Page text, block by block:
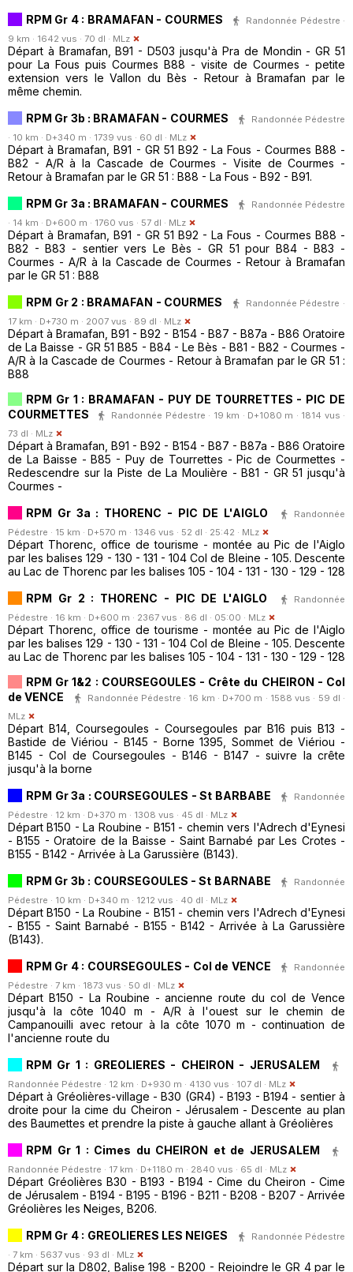
RPM Gr 4 : BRAMAFAN - COURMES
Randonnée Pédestre ·
9 km · 1642 vus · 70 dl · MLz
Départ à Bramafan, B91 - D503 jusqu'à Pra de Mondin - GR 51
pour La Fous puis Courmes B88 - visite de Courmes - petite
extension vers le Vallon du Bès - Retour à Bramafan par le
même chemin.
RPM Gr 3b : BRAMAFAN - COURMES
Randonnée Pédestre
· 10 km · D+340 m · 1739 vus · 60 dl · MLz
Départ à Bramafan, B91 - GR 51 B92 - La Fous - Courmes B88 -
B82 - A/R à la Cascade de Courmes - Visite de Courmes -
Retour à Bramafan par le GR 51 : B88 - La Fous - B92 - B91.
RPM Gr 3a : BRAMAFAN - COURMES
Randonnée Pédestre
· 14 km · D+600 m · 1760 vus · 57 dl · MLz
Départ à Bramafan, B91 - GR 51 B92 - La Fous - Courmes B88 -
B82 - B83 - sentier vers Le Bès - GR 51 pour B84 - B83 -
Courmes - A/R à la Cascade de Courmes - Retour à Bramafan
par le GR 51 : B88
RPM Gr 2 : BRAMAFAN - COURMES
Randonnée Pédestre ·
17 km · D+730 m · 2007 vus · 89 dl · MLz
Départ à Bramafan, B91 - B92 - B154 - B87 - B87a - B86 Oratoire
de La Baisse - GR 51 B85 - B84 - Le Bès - B81 - B82 - Courmes -
A/R à la Cascade de Courmes - Retour à Bramafan par le GR 51 :
B88
RPM Gr 1 : BRAMAFAN - PUY DE TOURRETTES - PIC DE
COURMETTES
Randonnée Pédestre · 19 km · D+1080 m · 1814 vus ·
73 dl · MLz
Départ à Bramafan, B91 - B92 - B154 - B87 - B87a - B86 Oratoire
de La Baisse - B85 - Puy de Tourrettes - Pic de Courmettes -
Redescendre sur la Piste de La Moulière - B81 - GR 51 jusqu'à
Courmes -
RPM Gr 3a : THORENC - PIC DE L'AIGLO
Randonnée
Pédestre · 15 km · D+570 m · 1346 vus · 52 dl · 25:42 · MLz
Départ Thorenc, office de tourisme - montée au Pic de l'Aiglo
par les balises 129 - 130 - 131 - 104 Col de Bleine - 105. Descente
au Lac de Thorenc par les balises 105 - 104 - 131 - 130 - 129 - 128
RPM Gr 2 : THORENC - PIC DE L'AIGLO
Randonnée
Pédestre · 16 km · D+600 m · 2367 vus · 86 dl · 05:00 · MLz
Départ Thorenc, office de tourisme - montée au Pic de l'Aiglo
par les balises 129 - 130 - 131 - 104 Col de Bleine - 105. Descente
au Lac de Thorenc par les balises 105 - 104 - 131 - 130 - 129 - 128
RPM Gr 1&2 : COURSEGOULES - Crête du CHEIRON - Col
de VENCE
Randonnée Pédestre · 16 km · D+700 m · 1588 vus · 59 dl ·
MLz
Départ B14, Coursegoules - Coursegoules par B16 puis B13 -
Bastide de Viériou - B145 - Borne 1395, Sommet de Viériou -
B145 - Col de Coursegoules - B146 - B147 - suivre la crête
jusqu'à la borne
RPM Gr 3a : COURSEGOULES - St BARBABE
Randonnée
Pédestre · 12 km · D+370 m · 1308 vus · 45 dl · MLz
Départ B150 - La Roubine - B151 - chemin vers l'Adrech d'Eynesi
- B155 - Oratoire de la Baisse - Saint Barnabé par Les Crotes -
B155 - B142 - Arrivée à La Garussière (B143).
RPM Gr 3b : COURSEGOULES - St BARNABE
Randonnée
Pédestre · 10 km · D+340 m · 1212 vus · 40 dl · MLz
Départ B150 - La Roubine - B151 - chemin vers l'Adrech d'Eynesi
- B155 - Saint Barnabé - B155 - B142 - Arrivée à La Garussière
(B143).
RPM Gr 4 : COURSEGOULES - Col de VENCE
Randonnée
Pédestre · 7 km · 1873 vus · 50 dl · MLz
Départ B150 - La Roubine - ancienne route du col de Vence
jusqu'à la côte 1040 m - A/R à l'ouest sur le chemin de
Campanouilli avec retour à la côte 1070 m - continuation de
l'ancienne route du
RPM Gr 1 : GREOLIERES - CHEIRON - JERUSALEM
Randonnée Pédestre · 12 km · D+930 m · 4130 vus · 107 dl · MLz
Départ à Gréolières-village - B30 (GR4) - B193 - B194 - sentier à
droite pour la cime du Cheiron - Jérusalem - Descente au plan
des Baumettes et prendre la piste à gauche allant à Gréolières
RPM Gr 1 : Cimes du CHEIRON et de JERUSALEM
Randonnée Pédestre · 17 km · D+1180 m · 2840 vus · 65 dl · MLz
Départ Gréolières B30 - B193 - B194 - Cime du Cheiron - Cime
de Jérusalem - B194 - B195 - B196 - B211 - B208 - B207 - Arrivée
Gréolières les Neiges, B206.
RPM Gr 4 : GREOLIERES LES NEIGES
Randonnée Pédestre
· 7 km · 5637 vus · 93 dl · MLz
Départ sur la D802, Balise 198 - B200 - Rejoindre le GR 4 par le